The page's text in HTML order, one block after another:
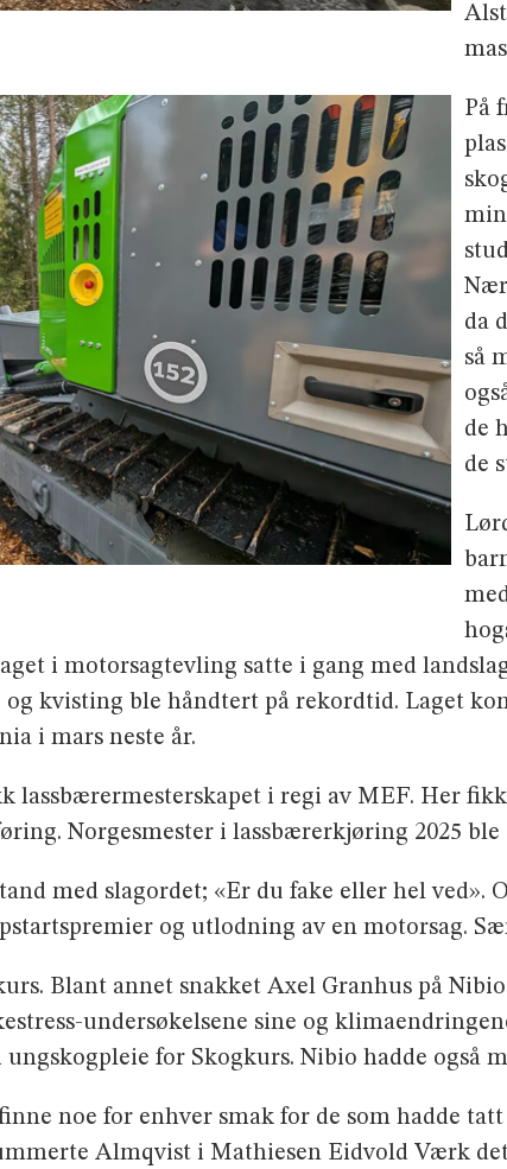
På
da
så
de
de
i motorsagtevling satte i gang med
kvisting ble håndtert på rekordtid. Laget
i mars neste år.
lassbærermesterskapet i regi av MEF. Her
Norgesmester i lassbærerkjøring 2025 ble
med slagordet; «Er du fake eller hel ved».
og utlodning av en motorsag.
Blant annet snakket Axel Granhus på
undersøkelsene sine og
for Skogkurs. Nibio hadde også
noe for enhver smak for de som hadde
Almqvist i Mathiesen Eidvold Værk